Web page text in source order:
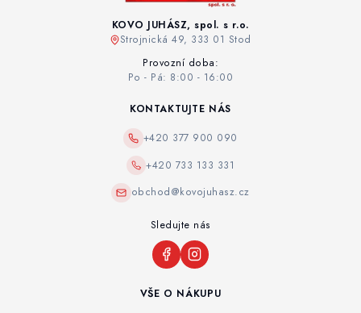
KOVO JUHÁSZ, spol. s r.o.
Strojnická 49, 333 01 Stod
Provozní doba:
Po - Pá: 8:00 - 16:00
VŠE O NÁKUPU
KONTAKTUJTE NÁS
+420 377 900 090
+420 733 133 331
obchod@kovojuhasz.cz
Sledujte nás